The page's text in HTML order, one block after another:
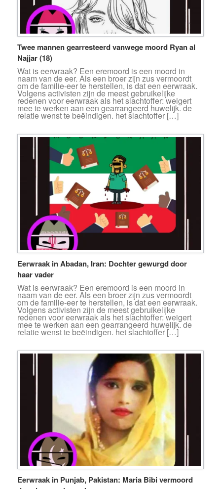
Twee mannen gearresteerd vanwege moord Ryan al
Najjar (18)
Wat is eerwraak? Een eremoord is een moord in
naam van de eer. Als een broer zijn zus vermoordt
om de familie-eer te herstellen, is dat een eerwraak.
Volgens activisten zijn de meest gebruikelijke
redenen voor eerwraak als het slachtoffer: weigert
mee te werken aan een gearrangeerd huwelijk. de
relatie wenst te beëindigen. het slachtoffer […]
Eerwraak in Abadan, Iran: Dochter gewurgd door
haar vader
Wat is eerwraak? Een eremoord is een moord in
naam van de eer. Als een broer zijn zus vermoordt
om de familie-eer te herstellen, is dat een eerwraak.
Volgens activisten zijn de meest gebruikelijke
redenen voor eerwraak als het slachtoffer: weigert
mee te werken aan een gearrangeerd huwelijk. de
relatie wenst te beëindigen. het slachtoffer […]
Eerwraak in Punjab, Pakistan: Maria Bibi vermoord